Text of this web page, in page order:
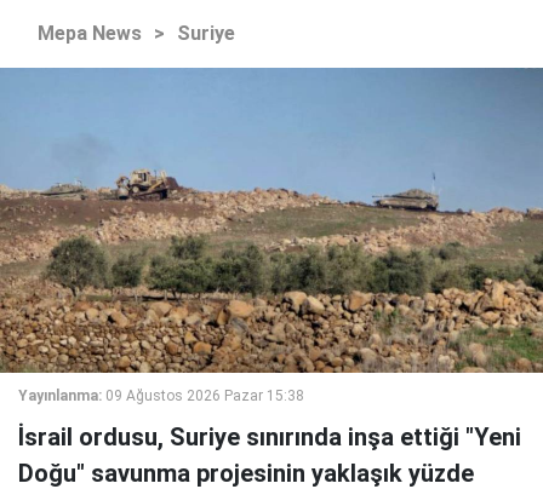
Mepa News > Suriye
Yayınlanma: 09 Ağustos 2026 Pazar 15:38
İsrail ordusu, Suriye sınırında inşa ettiği "Yeni
Doğu" savunma projesinin yaklaşık yüzde